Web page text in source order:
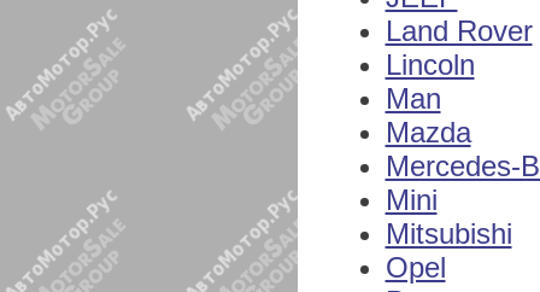
Land Rover
Lincoln
Man
Mazda
Mercedes-
Mini
Mitsubishi
Opel